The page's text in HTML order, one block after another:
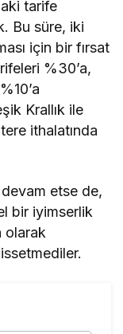
tarife
Bu süre, iki
için bir fırsat
%30’a,
Krallık ile
ithalatında
etse de,
bir iyimserlik
olarak